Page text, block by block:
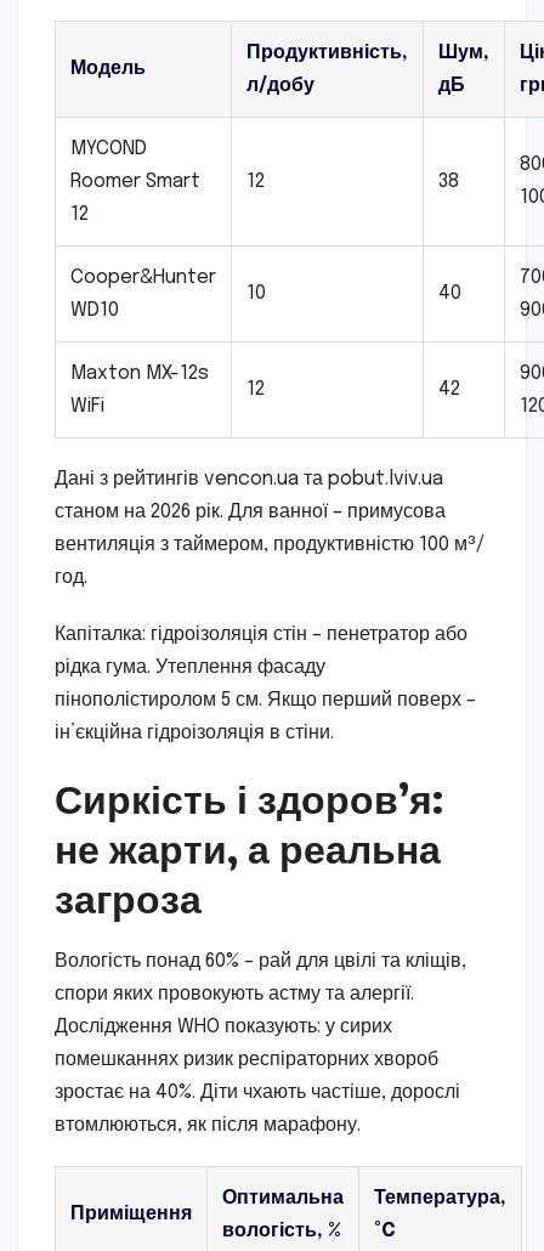
Модель
Продуктивність,
л/добу
Шум,
дБ
MYCOND
Roomer Smart
12
12 38
Cooper&Hunter
WD10
10 40
Maxton MX-12s
WiFi
12 42
Дані з рейтингів vencon.ua та pobut.lviv.ua
станом на 2026 рік. Для ванної – примусова
вентиляція з таймером, продуктивністю 100 м³/
год.
Капіталка: гідроізоляція стін – пенетратор або
рідка гума. Утеплення фасаду
пінополістиролом 5 см. Якщо перший поверх –
ін’єкційна гідроізоляція в стіни.
Сиркість і здоров’я:
не жарти, а реальна
загроза
Вологість понад 60% – рай для цвілі та кліщів,
спори яких провокують астму та алергії.
Дослідження WHO показують: у сирих
помешканнях ризик респіраторних хвороб
зростає на 40%. Діти чхають частіше, дорослі
втомлюються, як після марафону.
Приміщення
Оптимальна
вологість, %
Температура,
°C